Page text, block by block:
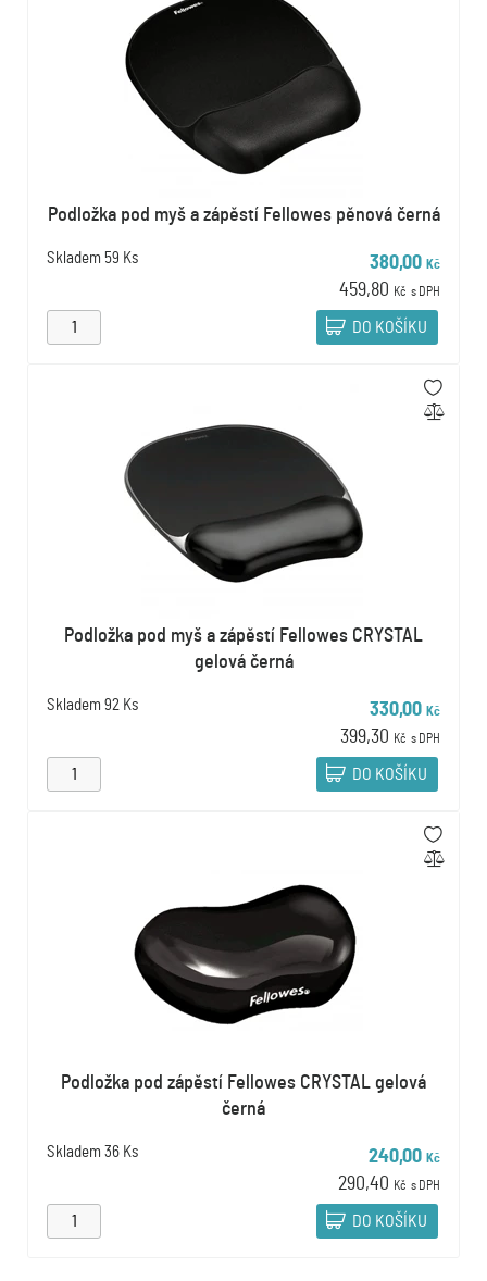
Podložka pod myš a zápěstí Fellowes pěnová černá
Skladem 59 Ks 380,00 Kč
459,80 Kč s DPH
DO KOŠÍKU
Podložka pod myš a zápěstí Fellowes CRYSTAL
gelová černá
Skladem 92 Ks 330,00 Kč
399,30 Kč s DPH
DO KOŠÍKU
Podložka pod zápěstí Fellowes CRYSTAL gelová
černá
Skladem 36 Ks 240,00 Kč
290,40 Kč s DPH
DO KOŠÍKU